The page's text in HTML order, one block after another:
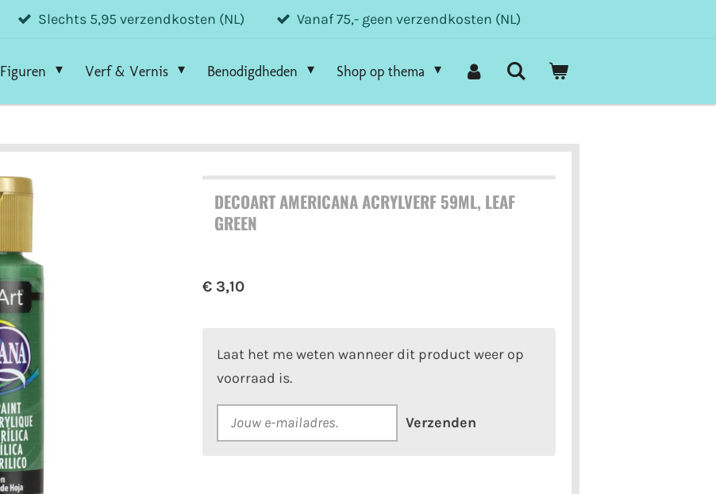
Slechts 5,95 verzendkosten (NL) Vanaf 75,- geen verzendkosten (NL)
Figuren Verf & Vernis Benodigdheden Shop op thema
DECOART AMERICANA ACRYLVERF 59ML, LEAF
GREEN
€ 3,10
Laat het me weten wanneer dit product weer op
voorraad is.
Verzenden